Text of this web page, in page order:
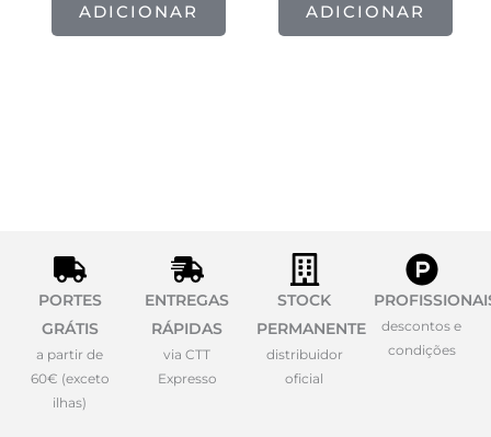
ADICIONAR ADICIONAR
PORTES
GRÁTIS
a partir de
60€ (exceto
ilhas)
ENTREGAS
RÁPIDAS
via CTT
Expresso
STOCK
PERMANENTE
distribuidor
oficial
descontos e
condições